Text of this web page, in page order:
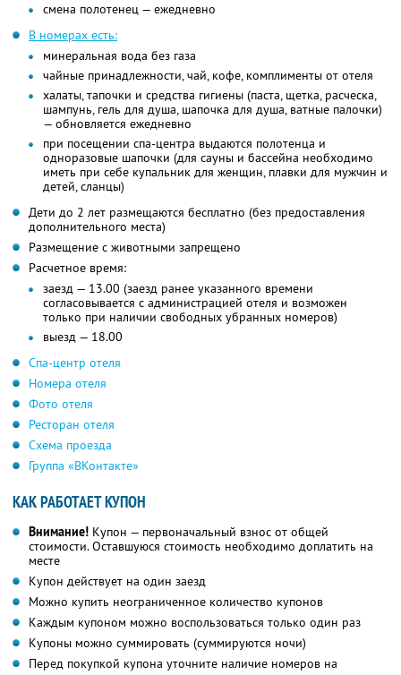
смена полотенец — ежедневно
В номерах есть:
минеральная вода без газа
чайные принадлежности, чай, кофе, комплименты от отеля
халаты, тапочки и средства гигиены (паста, щетка, расческа,
шампунь, гель для душа, шапочка для душа, ватные палочки)
— обновляется ежедневно
при посещении спа-центра выдаются полотенца и
одноразовые шапочки (для сауны и бассейна необходимо
иметь при себе купальник для женщин, плавки для мужчин и
детей, сланцы)
Дети до 2 лет размещаются бесплатно (без предоставления
дополнительного места)
Размещение с животными запрещено
Расчетное время:
заезд — 13.00 (заезд ранее указанного времени
согласовывается с администрацией отеля и возможен
только при наличии свободных убранных номеров)
выезд — 18.00
Спа-центр отеля
Номера отеля
Фото отеля
Ресторан отеля
Схема проезда
Группа «ВКонтакте»
КАК РАБОТАЕТ КУПОН
Внимание! Купон — первоначальный взнос от общей
стоимости. Оставшуюся стоимость необходимо доплатить на
месте
Купон действует на один заезд
Можно купить неограниченное количество купонов
Каждым купоном можно воспользоваться только один раз
Купоны можно суммировать (суммируются ночи)
Перед покупкой купона уточните наличие номеров на